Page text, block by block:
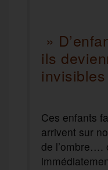
»
ils
invisibles
Ces enfants
arrivent sur
de l’ombre….